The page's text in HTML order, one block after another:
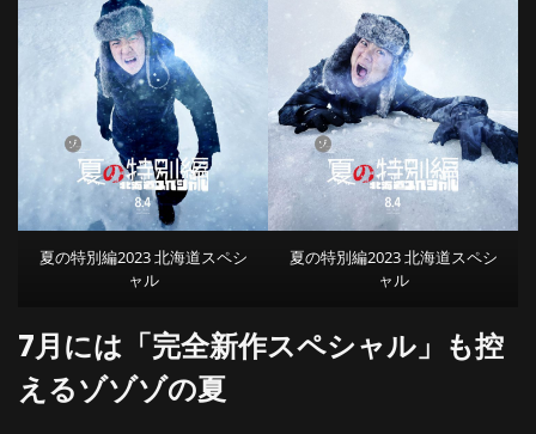
夏の特別編2023 北海道スペシ
ャル
夏の特別編2023 北海道スペシ
ャル
7月には「完全新作スペシャル」も控
えるゾゾゾの夏